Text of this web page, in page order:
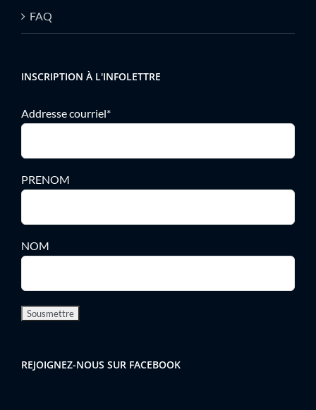
FAQ
INSCRIPTION À L'INFOLETTRE
Addresse courriel*
PRENOM
NOM
REJOIGNEZ-NOUS SUR FACEBOOK